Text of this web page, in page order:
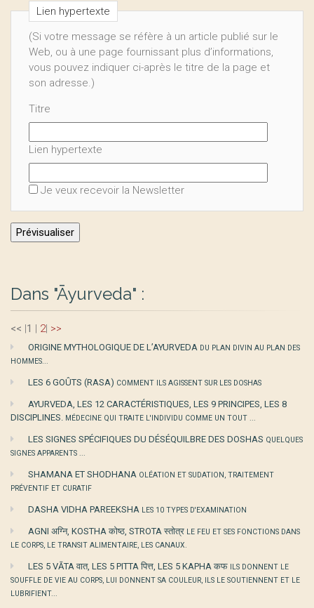
Lien hypertexte
(Si votre message se réfère à un article publié sur le
Web, ou à une page fournissant plus d’informations,
vous pouvez indiquer ci-après le titre de la page et
son adresse.)
Titre
Lien hypertexte
Je veux recevoir la Newsletter
Dans "Āyurveda" :
<< |1 | 2| >>
ORIGINE MYTHOLOGIQUE DE L’AYURVEDA DU PLAN DIVIN AU PLAN DES
HOMMES...
LES 6 GOÛTS (RASA) COMMENT ILS AGISSENT SUR LES DOSHAS
AYURVEDA, LES 12 CARACTÉRISTIQUES, LES 9 PRINCIPES, LES 8
DISCIPLINES.
MÉDECINE QUI TRAITE L'INDIVIDU COMME UN TOUT ...
LES SIGNES SPÉCIFIQUES DU DÉSÉQUILBRE DES DOSHAS QUELQUES
SIGNES APPARENTS ...
SHAMANA ET SHODHANA OLÉATION ET SUDATION, TRAITEMENT
PRÉVENTIF ET CURATIF
DASHA VIDHA PAREEKSHA LES 10 TYPES D'EXAMINATION
AGNI अग्नि, KOSTHA कोष्ठ, STROTA स्तोत्र LE FEU ET SES FONCTIONS DANS
LE CORPS, LE TRANSIT ALIMENTAIRE, LES CANAUX.
LES 5 VĀTA वात, LES 5 PITTA पित्त, LES 5 KAPHA कफ ILS DONNENT LE
SOUFFLE DE VIE AU CORPS, LUI DONNENT SA COULEUR, ILS LE SOUTIENNENT ET LE
LUBRIFIENT...